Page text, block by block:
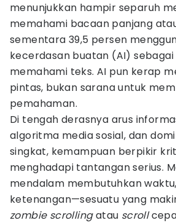
menunjukkan hampir separuh
memahami bacaan panjang
sementara 39,5 persen
kecerdasan buatan (AI)
memahami teks. AI pun kerap
pintas, bukan sarana untuk
pemahaman.
Di tengah derasnya arus
algoritma media sosial, dan
singkat, kemampuan berpikir
menghadapi tantangan serius.
mendalam membutuhkan
ketenangan—sesuatu yang
zombie scrollingatau scroll